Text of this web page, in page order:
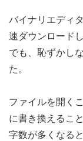
バイナリエディ
速ダウンロード
でも、恥ずかし
た。
ファイルを開く
に書き換えるこ
字数が多くなる